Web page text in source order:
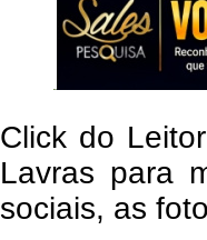
Click do
Lavras para
sociais, as